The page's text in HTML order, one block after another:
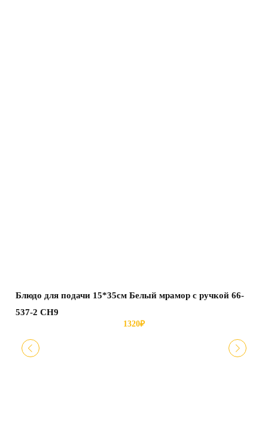
Блюдо для подачи 15*35см Белый мрамор с ручкой 66-
537-2 СН9
1320₽